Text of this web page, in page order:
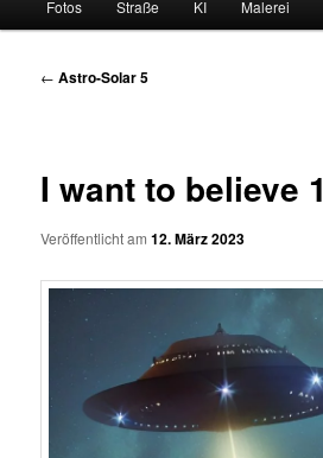
Fotos Straße KI Malerei
Beitrags-
← Astro-Solar 5
I want to believe 1
Veröffentlicht am12. März 2023